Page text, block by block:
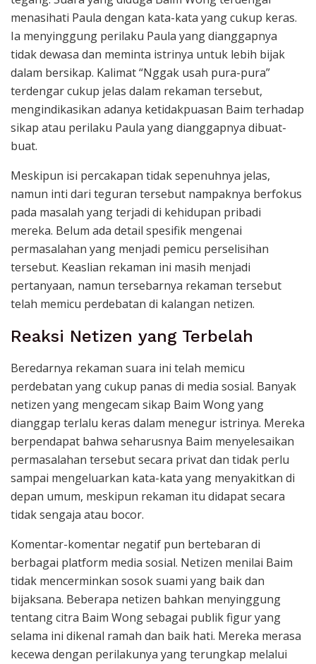
menasihati Paula dengan kata-kata yang cukup keras.
Ia menyinggung perilaku Paula yang dianggapnya
tidak dewasa dan meminta istrinya untuk lebih bijak
dalam bersikap. Kalimat “Nggak usah pura-pura”
terdengar cukup jelas dalam rekaman tersebut,
mengindikasikan adanya ketidakpuasan Baim terhadap
sikap atau perilaku Paula yang dianggapnya dibuat-
buat.
Meskipun isi percakapan tidak sepenuhnya jelas,
namun inti dari teguran tersebut nampaknya berfokus
pada masalah yang terjadi di kehidupan pribadi
mereka. Belum ada detail spesifik mengenai
permasalahan yang menjadi pemicu perselisihan
tersebut. Keaslian rekaman ini masih menjadi
pertanyaan, namun tersebarnya rekaman tersebut
telah memicu perdebatan di kalangan netizen.
Reaksi Netizen yang Terbelah
Beredarnya rekaman suara ini telah memicu
perdebatan yang cukup panas di media sosial. Banyak
netizen yang mengecam sikap Baim Wong yang
dianggap terlalu keras dalam menegur istrinya. Mereka
berpendapat bahwa seharusnya Baim menyelesaikan
permasalahan tersebut secara privat dan tidak perlu
sampai mengeluarkan kata-kata yang menyakitkan di
depan umum, meskipun rekaman itu didapat secara
tidak sengaja atau bocor.
Komentar-komentar negatif pun bertebaran di
berbagai platform media sosial. Netizen menilai Baim
tidak mencerminkan sosok suami yang baik dan
bijaksana. Beberapa netizen bahkan menyinggung
tentang citra Baim Wong sebagai publik figur yang
selama ini dikenal ramah dan baik hati. Mereka merasa
kecewa dengan perilakunya yang terungkap melalui